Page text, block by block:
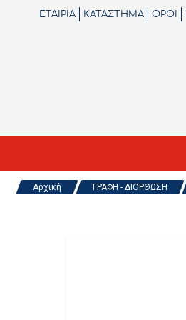
ΕΤΑΙΡΙΑ ΚΑΤΑΣΤΗΜΑ ΟΡΟΙ
Αρχική ΓΡΑΦΗ - ΔΙΟΡΘΩΣΗ